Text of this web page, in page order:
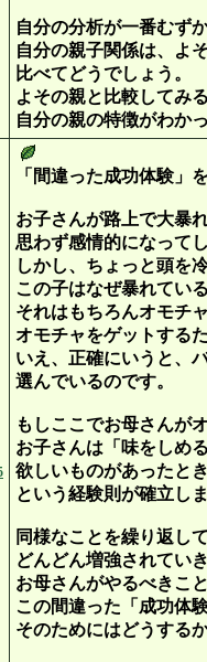
自分の分析が一番むず
自分の親子関係は、よ
比べてどうでしょう。
よその親と比較してみ
自分の親の特徴がわか
「間違った成功体験」
お子さんが路上で大暴
思わず感情的になって
しかし、ちょっと頭を
この子はなぜ暴れてい
それはもちろんオモチ
オモチャをゲットする
いえ、正確にいうと、
選んでいるのです。
もしここでお母さんが
お子さんは「味をしめ
欲しいものがあったと
という経験則が確立し
同様なことを繰り返し
どんどん増強されてい
お母さんがやるべきこ
この間違った「成功体
そのためにはどうする